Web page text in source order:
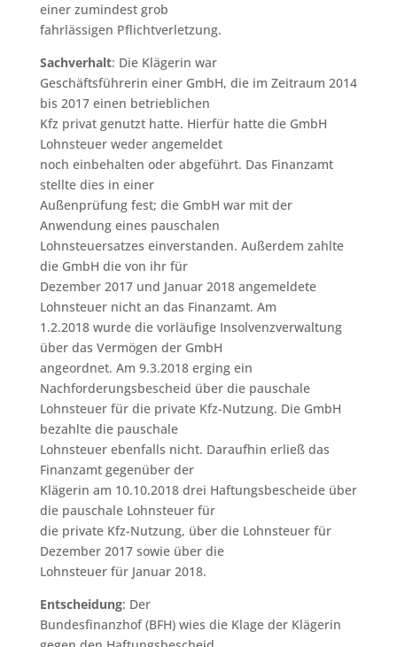
einer zumindest grob
fahrlässigen Pflichtverletzung.
Sachverhalt: Die Klägerin war
Geschäftsführerin einer GmbH, die im Zeitraum 2014
bis 2017 einen betrieblichen
Kfz privat genutzt hatte. Hierfür hatte die GmbH
Lohnsteuer weder angemeldet
noch einbehalten oder abgeführt. Das Finanzamt
stellte dies in einer
Außenprüfung fest; die GmbH war mit der
Anwendung eines pauschalen
Lohnsteuersatzes einverstanden. Außerdem zahlte
die GmbH die von ihr für
Dezember 2017 und Januar 2018 angemeldete
Lohnsteuer nicht an das Finanzamt. Am
1.2.2018 wurde die vorläufige Insolvenzverwaltung
über das Vermögen der GmbH
angeordnet. Am 9.3.2018 erging ein
Nachforderungsbescheid über die pauschale
Lohnsteuer für die private Kfz-Nutzung. Die GmbH
bezahlte die pauschale
Lohnsteuer ebenfalls nicht. Daraufhin erließ das
Finanzamt gegenüber der
Klägerin am 10.10.2018 drei Haftungsbescheide über
die pauschale Lohnsteuer für
die private Kfz-Nutzung, über die Lohnsteuer für
Dezember 2017 sowie über die
Lohnsteuer für Januar 2018.
Entscheidung: Der
Bundesfinanzhof (BFH) wies die Klage der Klägerin